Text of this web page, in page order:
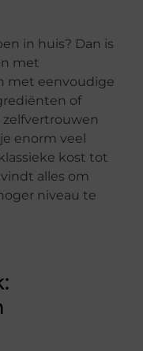
in huis? Dan is
met
met eenvoudige
of
zelfvertrouwen
enorm veel
kost tot
alles om
niveau te